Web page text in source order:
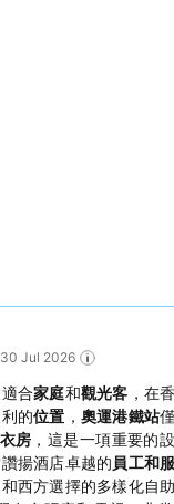
30 Jul 2026
合家庭和觀光客 ，在
的位置 ， 奧運港鐵站
房 ，這是一項重要的
揚酒店卓越的員工和
西方選擇的多樣化自助